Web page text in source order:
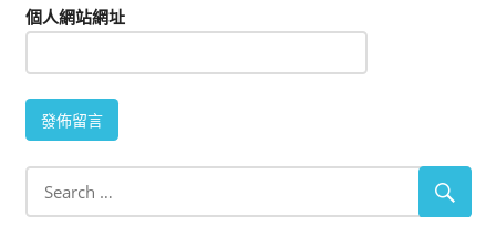
個人網站網址